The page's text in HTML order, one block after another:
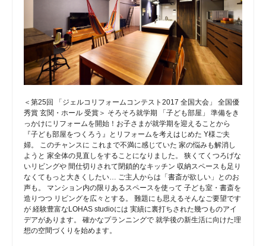
＜第25回 「ジェルコリフォームコンテスト2017 全国大会」 全国優
秀賞 玄関・ホール 受賞＞ そろそろ就学期 「子ども部屋」 準備をき
っかけにリフォームを開始！お子さまが就学期を迎えることから
『子ども部屋をつくろう』とリフォームを考えはじめた Y様ご夫
婦。 このチャンスに これまで不満に感じていた 家の悩みも解消し
ようと 家全体の見直しをすることになりました。 狭くてくつろげな
いリビングや 間仕切りされて閉鎖的なキッチン 収納スペースも足り
なくてもっと大きくしたい… ご主人からは「書斎が欲しい」とのお
声も。 マンション内の限りあるスペースを使って 子ども室・書斎を
造りつつ リビングを広々とする。 難題にも思えるそんなご要望です
が 経験豊富なLOHAS studioには 実績に裏打ちされた幾つものアイ
デアがあります。 確かなプランニングで 就学後の新生活に向けた理
想の空間づくりを始めます。